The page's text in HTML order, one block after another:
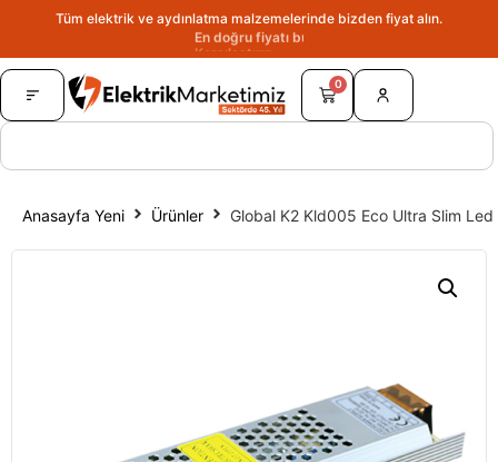
Tüm elektrik ve aydınlatma malzemelerinde bizden fiyat alın.
En doğru fiyatı bulun.
0
Anasayfa Yeni Ürünler Global K2 Kld005 Eco Ultra Slim